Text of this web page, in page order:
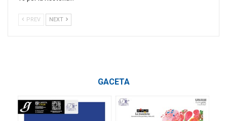
PREV NEXT
GACETA